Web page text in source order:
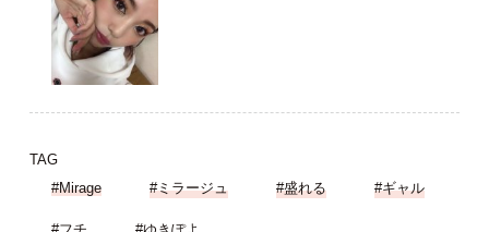
TAG
#Mirage
#ミラージュ #盛れる #ギャル